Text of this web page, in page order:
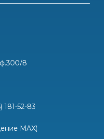
8
181-52-83
MAX)